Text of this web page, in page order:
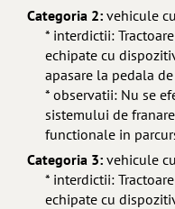
Categoria 2: vehicule
* interdictii:
echipate cu
apasare la pedala
* observatii: Nu se
sistemului de
functionale in
Categoria 3: vehicule
* interdictii:
echipate cu